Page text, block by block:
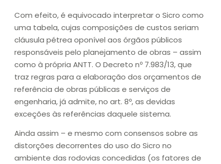
Com efeito, é equivocado interpretar o Sicro como
uma tabela, cujas composições de custos seriam
cláusula pétrea oponível aos órgãos públicos
responsáveis pelo planejamento de obras – assim
como à própria ANTT. O Decreto nº 7.983/13, que
traz regras para a elaboração dos orçamentos de
referência de obras públicas e serviços de
engenharia, já admite, no art. 8º, as devidas
exceções às referências daquele sistema.
Ainda assim – e mesmo com consensos sobre as
distorções decorrentes do uso do Sicro no
ambiente das rodovias concedidas (os fatores de